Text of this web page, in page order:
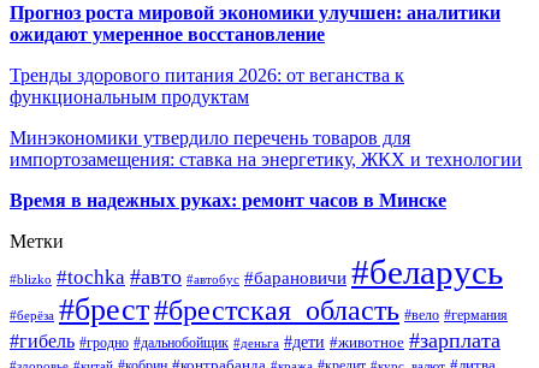
Прогноз роста мировой экономики улучшен: аналитики
ожидают умеренное восстановление
Тренды здорового питания 2026: от веганства к
функциональным продуктам
Минэкономики утвердило перечень товаров для
импортозамещения: ставка на энергетику, ЖКХ и технологии
Время в надежных руках: ремонт часов в Минске
Метки
#blizko #tochka #авто #автобус #барановичи #беларусь
#берёза #брест#брестская_область #вело #германия
#гибель #гродно #дальнобойщик #деньга #дети #животное #зарплата